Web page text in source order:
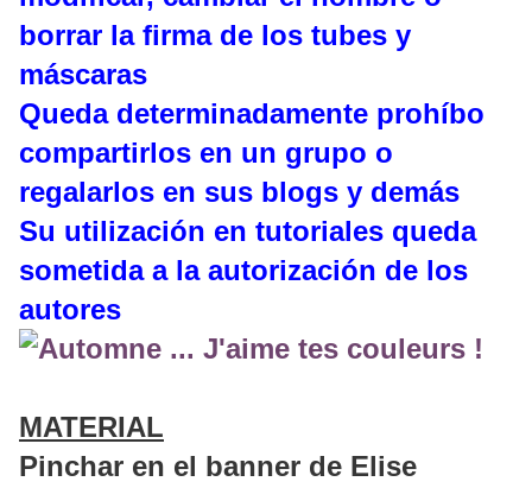
borrar la firma de los tubes y
máscaras
Queda determinadamente prohíbo
compartirlos en un grupo o
regalarlos en sus blogs y demás
Su utilización en tutoriales queda
sometida a la autorización de los
autores
MATERIAL
Pinchar en el banner de Elise